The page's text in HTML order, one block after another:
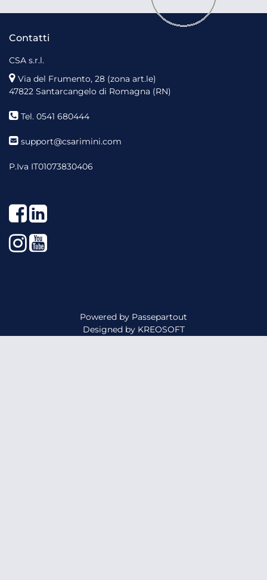
Contatti
CSA s.r.l.
Via del Frumento, 28 (zona art.le)
47822 Santarcangelo di Romagna (RN)
Tel. 0541 680444
support@csarimini.com
P.Iva IT01073830406
Facebook
LinkedIn
Instagram
YouTube
Powered by Passepartout
Designed by KREOSOFT